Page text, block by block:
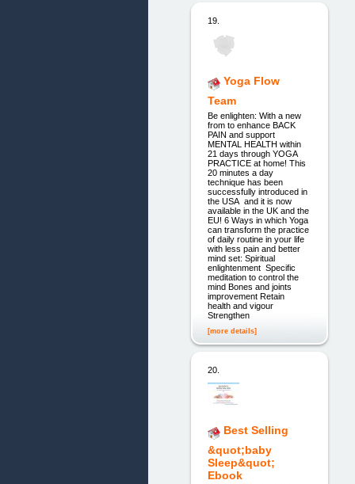
19.
Yoga Flow
Team
Be enlighten: With a new
from to enhance BACK
PAIN and support
MENTAL HEALTH within
21 days through YOGA
PRACTICE at home! This
20 minutes a day
technique has been
successfully introduced in
the USA and it is now
available in the UK and the
EU! 6 Ways in which Yoga
can transform the practice
of daily routine in your life
with less pain and better
mind set: Spiritual
enlightenment Specific
meditation to control the
mind Bones and joints
improvement Retain
health and vigour
Strengthen
[more details]
20.
Best Selling
&quot;baby
Sleep&quot;
Ebook